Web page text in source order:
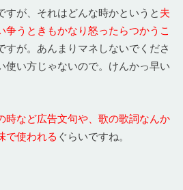
すが、それはどんな時かというと 夫
争うときもかなり怒ったらつかうこ
すが。あんまりマネしないでくださ
使い方じゃないので。けんかっ早い
時など広告文句や、歌の歌詞なんか
で使われる ぐらいですね。